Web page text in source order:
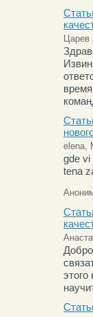
Царев
elena,
gde vi
tena
этого